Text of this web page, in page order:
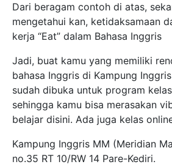
Dari beragam contoh di atas,
mengetahui kan, ketidaksamaan
kerja “Eat” dalam Bahasa Inggris
Jadi, buat kamu yang memiliki
bahasa Inggris di Kampung
sudah dibuka untuk program
sehingga kamu bisa merasakan
belajar disini. Ada juga kelas
Kampung Inggris MM (Meridian
no.35 RT 10/RW 14 Pare-Kediri.